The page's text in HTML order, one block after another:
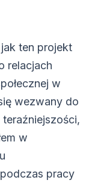
ten projekt
relacjach
w
wezwany do
w
pracy